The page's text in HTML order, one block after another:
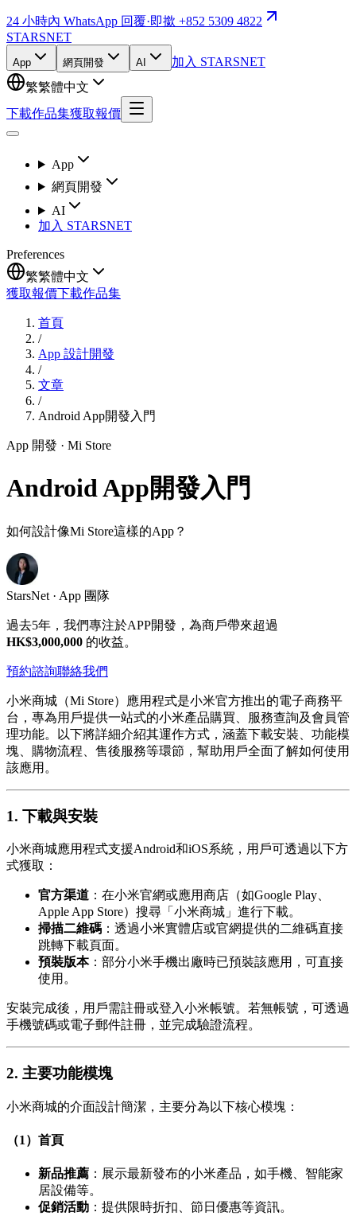
24 小時內 WhatsApp 回覆·即撳 +852 5309 4822
STARSNET
App 網頁開發 AI
加入 STARSNET
繁繁體中文
下載作品集獲取報價
App
網頁開發
AI
加入 STARSNET
Preferences
繁繁體中文
獲取報價下載作品集
首頁
/
App 設計開發
/
文章
/
Android App開發入門
App 開發 · Mi Store
Android App開發入門
如何設計像Mi Store這樣的App？
StarsNet · App 團隊
過去5年，我們專注於APP開發，為商戶帶來超過
HK$3,000,000 的收益。
預約諮詢聯絡我們
小米商城（Mi Store）應用程式是小米官方推出的電子商務平
台，專為用戶提供一站式的小米產品購買、服務查詢及會員管
理功能。以下將詳細介紹其運作方式，涵蓋下載安裝、功能模
塊、購物流程、售後服務等環節，幫助用戶全面了解如何使用
該應用。
1. 下載與安裝
小米商城應用程式支援Android和iOS系統，用戶可透過以下方
式獲取：
官方渠道 ：在小米官網或應用商店（如Google Play、
Apple App Store）搜尋「小米商城」進行下載。
掃描二維碼 ：透過小米實體店或官網提供的二維碼直接
跳轉下載頁面。
預裝版本：部分小米手機出廠時已預裝該應用，可直接
使用。
安裝完成後，用戶需註冊或登入小米帳號。若無帳號，可透過
手機號碼或電子郵件註冊，並完成驗證流程。
2. 主要功能模塊
小米商城的介面設計簡潔，主要分為以下核心模塊：
（1）首頁
新品推薦 ：展示最新發布的小米產品，如手機、智能家
居設備等。
促銷活動 ：提供限時折扣、節日優惠等資訊。